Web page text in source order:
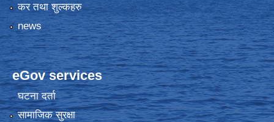
कर तथा शुल्कहरु
news
eGov services
घटना दर्ता
सामाजिक सुरक्षा